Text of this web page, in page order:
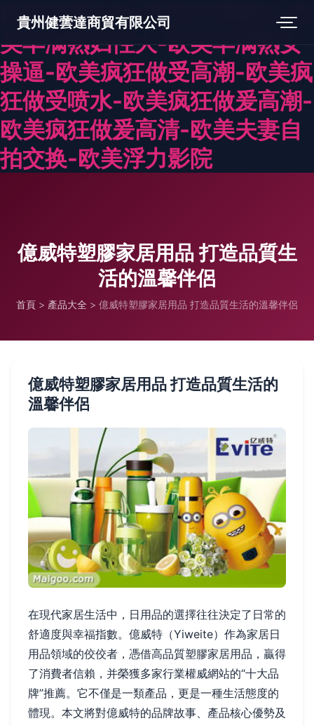
欧美丰满少妇-欧美丰满熟妇-欧
美丰满熟妇性大-欧美丰满熟女
操逼-欧美疯狂做受高潮-欧美疯
狂做受喷水-欧美疯狂做爰高潮-
欧美疯狂做爰高清-欧美夫妻自
拍交换-欧美浮力影院
貴州健蕓達商貿有限公司
億威特塑膠家居用品 打造品質生
活的溫馨伴侶
首頁 > 產品大全 > 億威特塑膠家居用品 打造品質生活的溫馨伴侶
億威特塑膠家居用品 打造品質生活的
溫馨伴侶
在現代家居生活中，日用品的選擇往往決定了日常的
舒適度與幸福指數。億威特（Yiweite）作為家居日
用品領域的佼佼者，憑借高品質塑膠家居用品，贏得
了消費者信賴，并榮獲多家行業權威網站的“十大品
牌”推薦。它不僅是一類產品，更是一種生活態度的
體現。本文將對億威特的品牌故事、產品核心優勢及